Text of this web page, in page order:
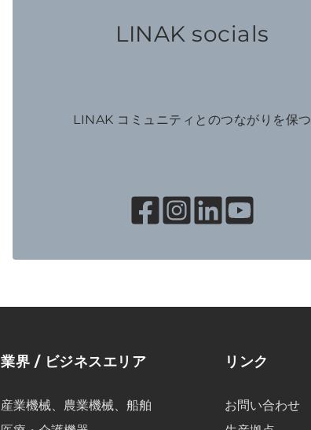
LINAK socials
LINAK コミュニティとのつながりを保つ
業界 / ビジネスエリア
産業機械、農業機械、船舶
リンク
お問い合わせ